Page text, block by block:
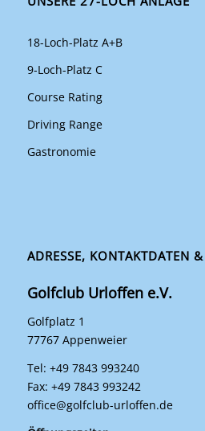
18-Loch-Platz A+B
9-Loch-Platz C
Course Rating
Driving Range
Gastronomie
ADRESSE, KONTAKTDATEN
Golfclub Urloffen e.V.
Golfplatz 1
77767 Appenweier
Tel: +49 7843 993240
Fax: +49 7843 993242
office@golfclub-urloffen.de